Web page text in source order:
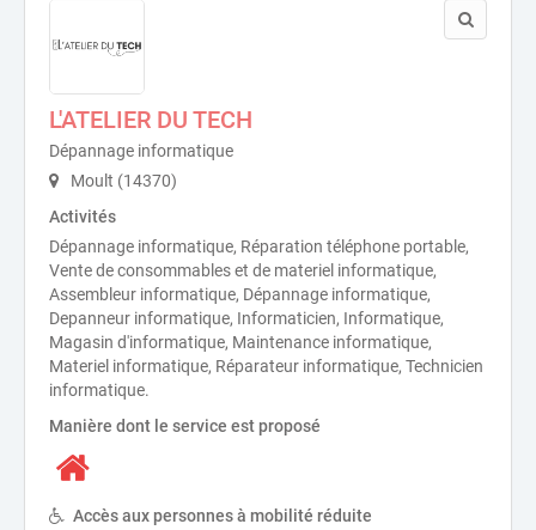
L'ATELIER DU TECH
Dépannage informatique
Moult (14370)
Activités
Dépannage informatique, Réparation téléphone portable,
Vente de consommables et de materiel informatique,
Assembleur informatique, Dépannage informatique,
Depanneur informatique, Informaticien, Informatique,
Magasin d'informatique, Maintenance informatique,
Materiel informatique, Réparateur informatique, Technicien
informatique.
Manière dont le service est proposé
Accès aux personnes à mobilité réduite